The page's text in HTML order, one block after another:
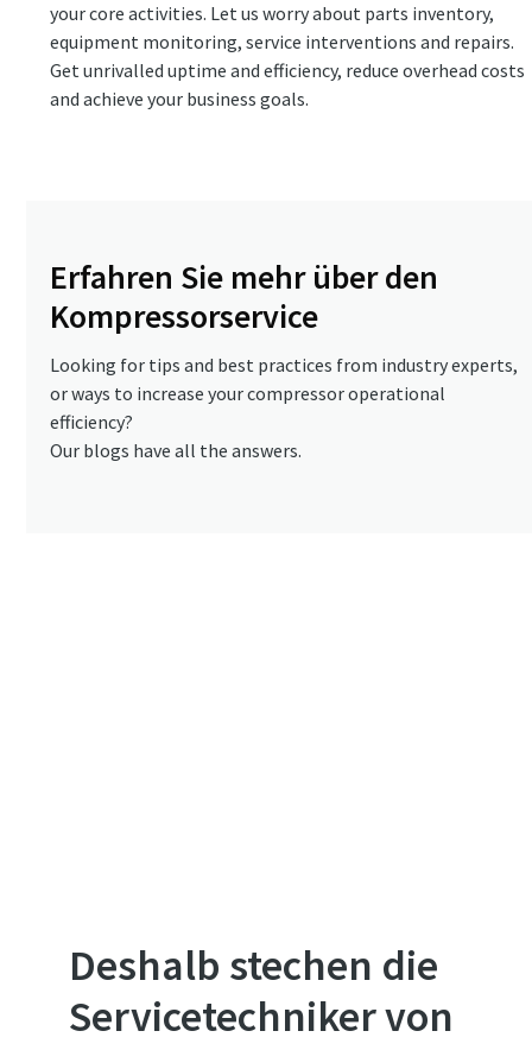
your core activities. Let us worry about parts inventory,
equipment monitoring, service interventions and repairs.
Get unrivalled uptime and efficiency, reduce overhead costs
and achieve your business goals.
Erfahren Sie mehr über den
Kompressorservice
Looking for tips and best practices from industry experts,
or ways to increase your compressor operational
efficiency?
Our blogs have all the answers.
Deshalb stechen die
Servicetechniker von